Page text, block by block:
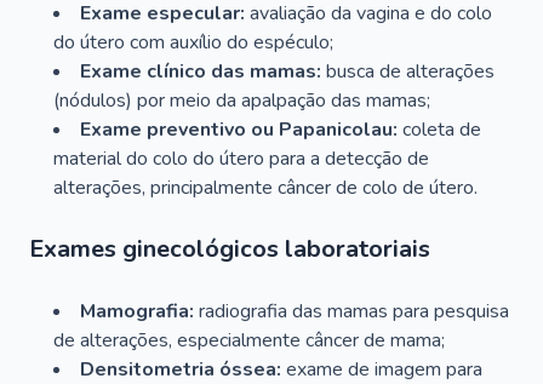
Exame especular: avaliação da vagina e do colo
do útero com auxílio do espéculo;
Exame clínico das mamas: busca de alterações
(nódulos) por meio da apalpação das mamas;
Exame preventivo ou Papanicolau: coleta de
material do colo do útero para a detecção de
alterações, principalmente câncer de colo de útero.
Exames ginecológicos laboratoriais
Mamografia: radiografia das mamas para pesquisa
de alterações, especialmente câncer de mama;
Densitometria óssea: exame de imagem para